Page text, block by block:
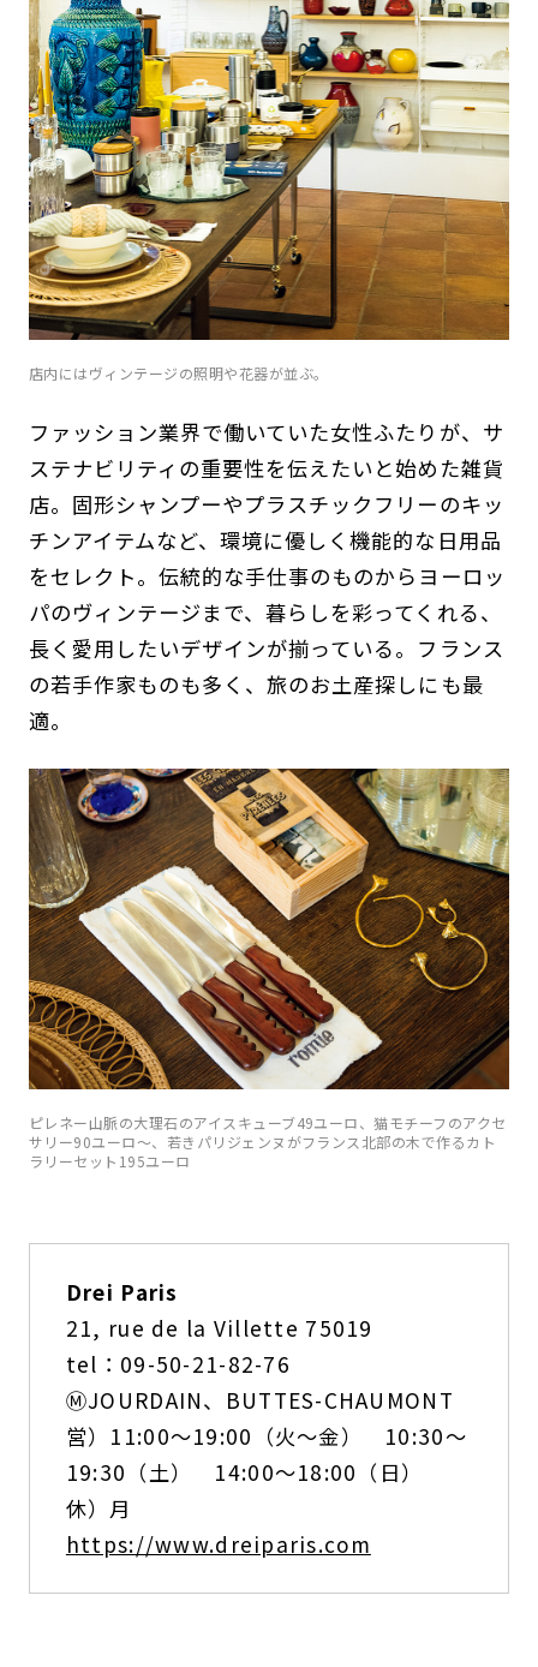
店内にはヴィンテージの照明や花器が並ぶ。
ファッション業界で働いていた女性ふたりが、サ
ステナビリティの重要性を伝えたいと始めた雑貨
店。固形シャンプーやプラスチックフリーのキッ
チンアイテムなど、環境に優しく機能的な日用品
をセレクト。伝統的な手仕事のものからヨーロッ
パのヴィンテージまで、暮らしを彩ってくれる、
長く愛用したいデザインが揃っている。フランス
の若手作家ものも多く、旅のお土産探しにも最
適。
ピレネー山脈の大理石のアイスキューブ49ユーロ、猫モチーフのアクセ
サリー90ユーロ〜、若きパリジェンヌがフランス北部の木で作るカト
ラリーセット195ユーロ
Drei Paris
21, rue de la Villette 75019
tel：09-50-21-82-76
Ⓜ️JOURDAIN、BUTTES-CHAUMONT
営）11:00〜19:00（火〜金） 10:30〜
19:30（土） 14:00〜18:00（日）
休）月
https://www.dreiparis.com